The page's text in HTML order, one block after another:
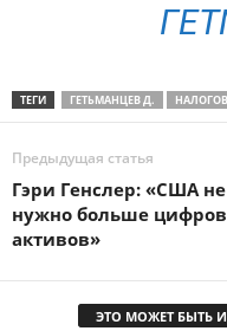
ТЕГИ ГЕТЬМАНЦЕВ Д.
Предыдущая статья
Гэри Генслер: «США не
нужно больше
активов»
ЭТО МОЖЕТ БЫТЬ